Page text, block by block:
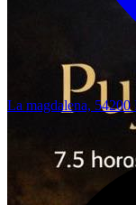
La magdalena,